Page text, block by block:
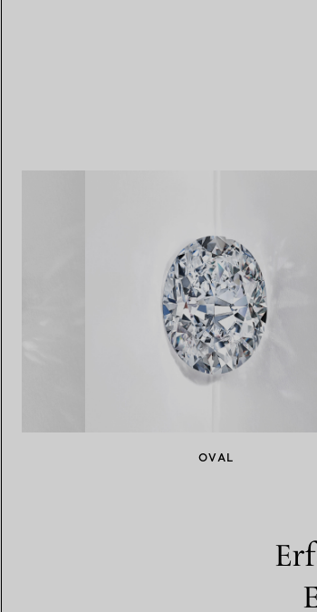
OVAL